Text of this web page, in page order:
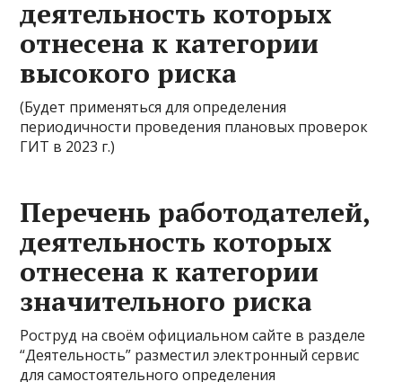
деятельность которых
отнесена к категории
высокого риска
(Будет применяться для определения
периодичности проведения плановых проверок
ГИТ в 2023 г.)
Перечень работодателей,
деятельность которых
отнесена к категории
значительного риска
Роструд на своём официальном сайте в разделе
“Деятельность” разместил электронный сервис
для самостоятельного определения